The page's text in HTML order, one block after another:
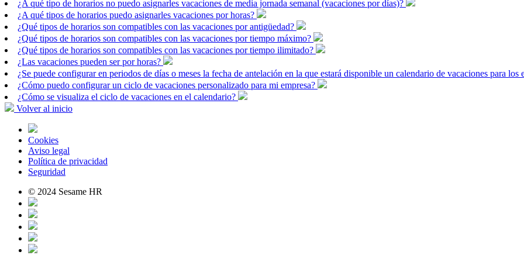
¿A qué tipo de horarios no puedo asignarles vacaciones de media jornada semanal (vacaciones por días)?
¿A qué tipos de horarios puedo asignarles vacaciones por horas?
¿Qué tipos de horarios son compatibles con las vacaciones por antigüedad?
¿Qué tipos de horarios son compatibles con las vacaciones por tiempo máximo?
¿Qué tipos de horarios son compatibles con las vacaciones por tiempo ilimitado?
¿Las vacaciones pueden ser por horas?
¿Se puede configurar en periodos de días o meses la fecha de antelación en la que estará disponible un calendario de vacaciones para los
¿Cómo puedo configurar un ciclo de vacaciones personalizado para mi empresa?
¿Cómo se visualiza el ciclo de vacaciones en el calendario?
Volver al inicio
Cookies
Aviso legal
Política de privacidad
Seguridad
© 2024 Sesame HR